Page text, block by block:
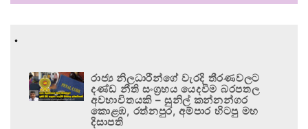
.
රාජ්‍ය නිලධාරීන්ගේ වැරදි තීරණවලට
දණ්ඩ නීති සංග්‍රහය යෙදවීම බරපතල
අවභාවිතයකි – සුනිල් කන්නන්ගර
කොළඹ, රත්නපුර, අම්පාර හිටපු මහ
දිසාපති